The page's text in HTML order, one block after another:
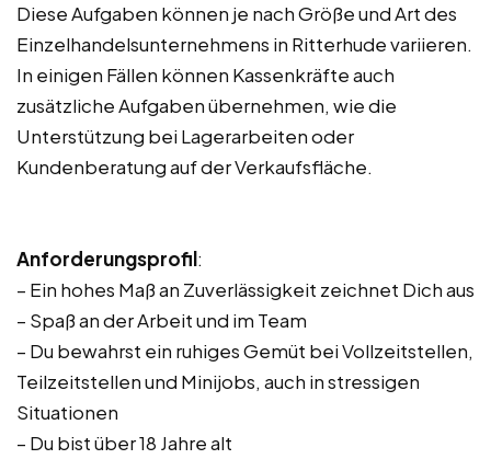
Diese Aufgaben können je nach Größe und Art des
Einzelhandelsunternehmens in Ritterhude variieren.
In einigen Fällen können Kassenkräfte auch
zusätzliche Aufgaben übernehmen, wie die
Unterstützung bei Lagerarbeiten oder
Kundenberatung auf der Verkaufsfläche.
Anforderungsprofil:
– Ein hohes Maß an Zuverlässigkeit zeichnet Dich aus
– Spaß an der Arbeit und im Team
– Du bewahrst ein ruhiges Gemüt bei Vollzeitstellen,
Teilzeitstellen und Minijobs, auch in stressigen
Situationen
– Du bist über 18 Jahre alt